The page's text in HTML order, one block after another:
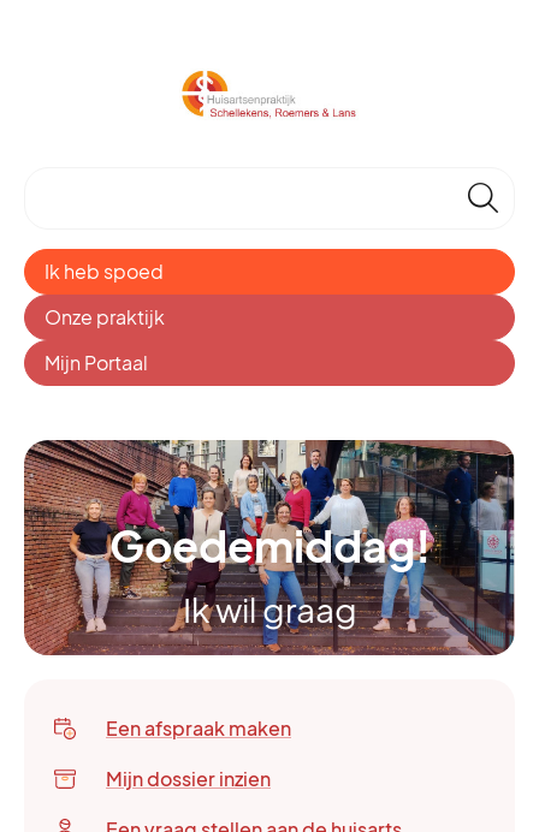
🔎
Onze praktijk
Mijn Portaal
Ik heb spoed
Goedemiddag!
Ik wil graag
Een afspraak maken
Mijn dossier inzien